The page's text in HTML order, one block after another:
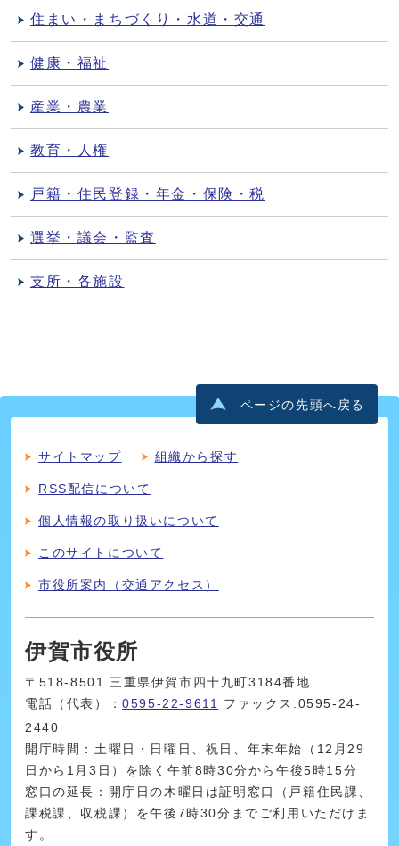
住まい・まちづくり・水道・交通
健康・福祉
産業・農業
教育・人権
戸籍・住民登録・年金・保険・税
選挙・議会・監査
支所・各施設
ページの先頭へ戻る
サイトマップ 組織から探す
RSS配信について
個人情報の取り扱いについて
このサイトについて
市役所案内（交通アクセス）
伊賀市役所
〒518-8501 三重県伊賀市四十九町3184番地
電話（代表）：0595-22-9611
ファックス:0595-24-
2440
開庁時間：土曜日・日曜日、祝日、年末年始（12月29
日から1月3日）を除く午前8時30分から午後5時15分
窓口の延長：開庁日の木曜日は証明窓口（戸籍住民課、
課税課、収税課）を午後7時30分までご利用いただけま
す。